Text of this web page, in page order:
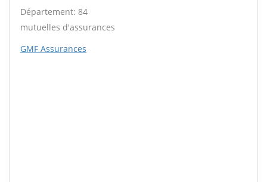
Département: 84
mutuelles d'assurances
GMF Assurances